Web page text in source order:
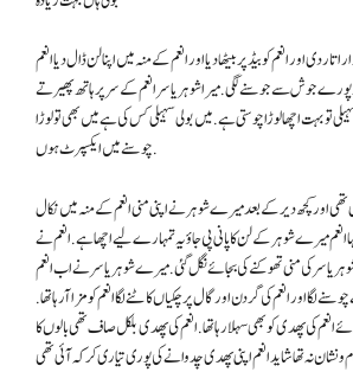
دی اور انعم کو بیڈ پر بیٹھا دیا اور انعم کے منہ میں اپنا لن ڈال دیا انعم
جوش سے جوسنے لگی. میرا شوہر یاسر انعم کے سر پر ہاتھ پھیرتے
تو بہت اچھا لوڑا چوستی ہے. میں بولی سہیلی کس کی ہے میں بھی تو لوڑا
چوسنے میں ایکسپرٹ ہوں.
اور کچھ دیر کے بعد میرے شوہر نے اپنی منی انعم کے منہ میں نکال
انعم میرے شوہر کے لن کا پانی پی جاؤ یہ تمہارے لیے اچھا ہے. انعم نے
یاسر کی منی تھوکنے کی بجائے نگل گئی. میرے شوہر یاسر نے اب انعم
چوسنے لگا اور انعم کی گردن اور گال پر چکیاں کاٹنے لگا انعم کو مزا آرہا تھا.
انعم کی پھدی کو بھی سہلا رہا تھا. انعم کی پھدی بلکل صاف تھی بالوں کا